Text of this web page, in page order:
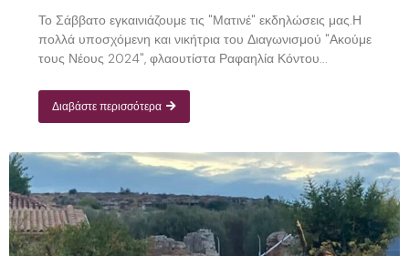
Το Σάββατο εγκαινιάζουμε τις "Ματινέ" εκδηλώσεις μας.Η
πολλά υποσχόμενη και νικήτρια του Διαγωνισμού "Ακούμε
τους Νέους 2024", φλαουτίστα Ραφαηλία Κόντου...
Διαβάστε περισσότερα